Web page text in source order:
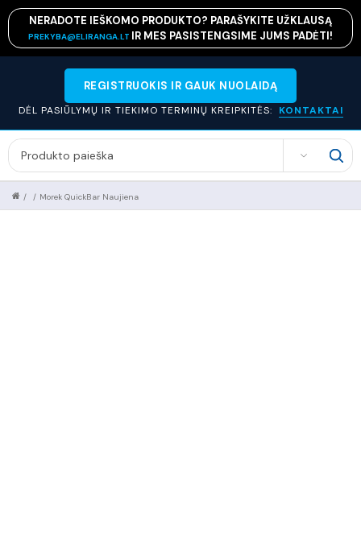
NERADOTE IEŠKOMO PRODUKTO? PARAŠYKITE UŽKLAUSĄ
PREKYBA@ELIRANGA.LT IR MES PASISTENGSIME JUMS PADĖTI!
REGISTRUOKIS IR GAUK NUOLAIDĄ
DĖL PASIŪLYMŲ IR TIEKIMO TERMINŲ KREIPKITĖS: KONTAKTAI
SEARCH
Morek QuickBar Naujiena
/
/